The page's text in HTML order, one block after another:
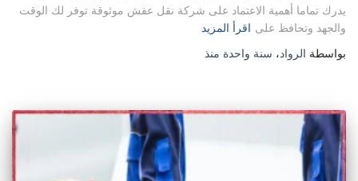
يدرك تماما أهمية الاعتماد على شركة نقل عفش موثوقة توفر لك الوقت
والجهد وتحافظ على اقرأ المزيد
بواسطة الرواد، سنة واحدة منذ